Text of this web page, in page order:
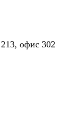
213, офис 302